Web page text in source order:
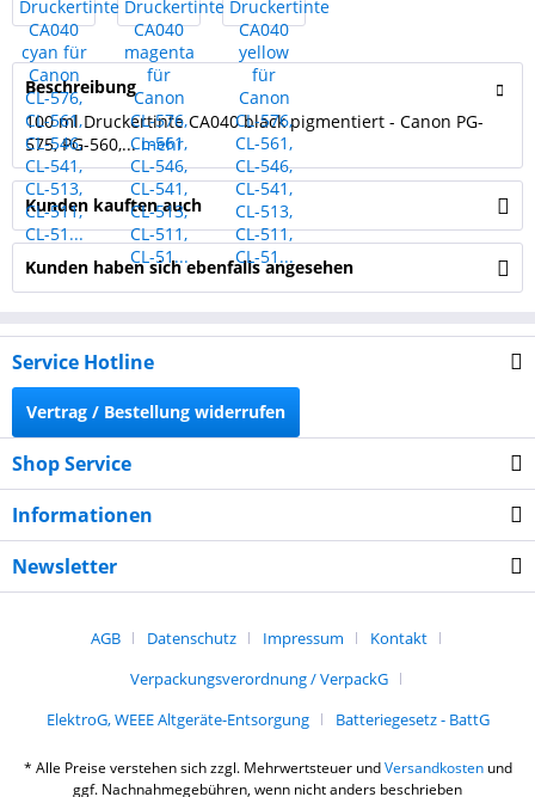
Beschreibung
100 ml Druckertinte CA040 black pigmentiert - Canon PG-
575, PG-560,...mehr
Kunden kauften auch
Kunden haben sich ebenfalls angesehen
Service Hotline
Vertrag / Bestellung widerrufen
Shop Service
Informationen
Newsletter
AGB Datenschutz Impressum
Kontakt
Verpackungsverordnung / VerpackG
ElektroG, WEEE Altgeräte-Entsorgung
Batteriegesetz - BattG
* Alle Preise verstehen sich zzgl. Mehrwertsteuer undVersandkostenund
ggf. Nachnahmegebühren, wenn nicht anders beschrieben